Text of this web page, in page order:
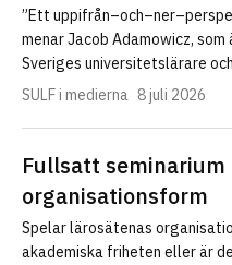
”Ett
menar Jacob Adamowicz,
Sveriges universitetslärare
SULF i medierna 8 juli 2026
Fullsatt seminarium
organisationsform
Spelar lärosätenas
akademiska friheten eller är